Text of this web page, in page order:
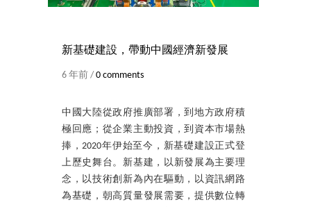
新基礎建設，帶動中國經濟新發展
6 年前 / 0 comments
中國大陸從政府推廣部署，到地方政府積
極回應；從企業主動投資，到資本市場熱
捧，2020年伊始至今，新基礎建設正式登
上歷史舞台。新基建，以新發展為主要理
念，以技術創新為內在驅動，以資訊網路
為基礎，朝高質量發展需要，提供數位轉